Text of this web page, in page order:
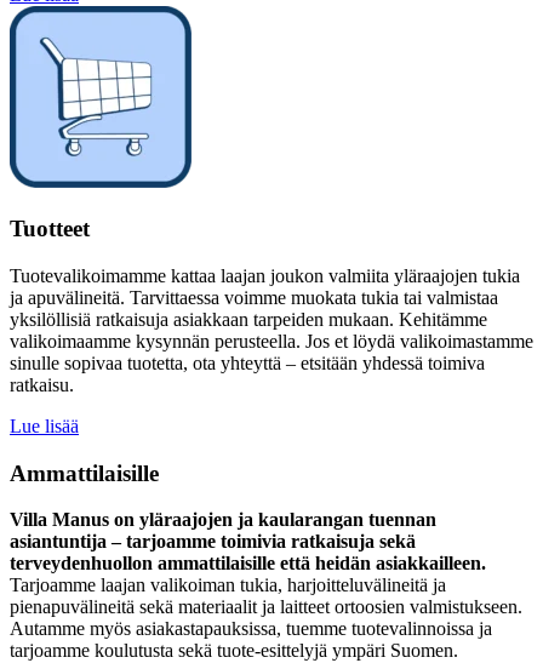
Tuotteet
Tuotevalikoimamme kattaa laajan joukon valmiita yläraajojen tukia
ja apuvälineitä. Tarvittaessa voimme muokata tukia tai valmistaa
yksilöllisiä ratkaisuja asiakkaan tarpeiden mukaan. Kehitämme
valikoimaamme kysynnän perusteella. Jos et löydä valikoimastamme
sinulle sopivaa tuotetta, ota yhteyttä – etsitään yhdessä toimiva
ratkaisu.
Lue lisää
Ammattilaisille
Villa Manus on yläraajojen ja kaularangan tuennan
asiantuntija – tarjoamme toimivia ratkaisuja sekä
terveydenhuollon ammattilaisille että heidän asiakkailleen.
Tarjoamme laajan valikoiman tukia, harjoitteluvälineitä ja
pienapuvälineitä sekä materiaalit ja laitteet ortoosien valmistukseen.
Autamme myös asiakastapauksissa, tuemme tuotevalinnoissa ja
tarjoamme koulutusta sekä tuote-esittelyjä ympäri Suomen.